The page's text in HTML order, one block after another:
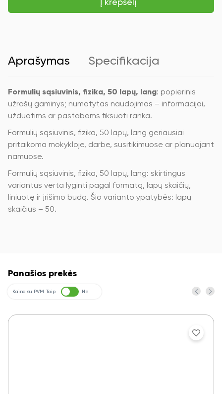
50
Į krepšelį
Aprašymas Specifikacija
Formulių sąsiuvinis, fizika, 50 lapų, lang: popierinis
užrašų gaminys; numatytas naudojimas – informacijai,
užduotims ar pastaboms fiksuoti ranka.
Formulių sąsiuvinis, fizika, 50 lapų, lang geriausiai
pritaikoma mokykloje, darbe, susitikimuose ar planuojant
namuose.
Formulių sąsiuvinis, fizika, 50 lapų, lang: skirtingus
variantus verta lyginti pagal formatą, lapų skaičių,
liniuotę ir įrišimo būdą. Šio varianto ypatybės: lapų
skaičius – 50.
Panašios prekės
Kaina su PVM Taip Ne